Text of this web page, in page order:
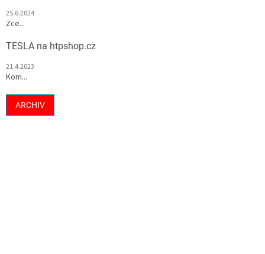
25.6.2024
Zce...
TESLA na htpshop.cz
21.4.2023
Kom...
ARCHIV